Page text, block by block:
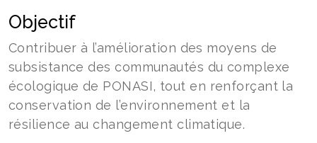
Objectif
Contribuer à l’amélioration des moyens de
subsistance des communautés du complexe
écologique de PONASI, tout en renforçant la
conservation de l’environnement et la
résilience au changement climatique.